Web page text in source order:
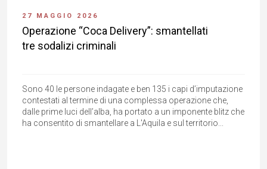
27 MAGGIO 2026
Operazione “Coca Delivery”: smantellati
tre sodalizi criminali
Sono 40 le persone indagate e ben 135 i capi d’imputazione
contestati al termine di una complessa operazione che,
dalle prime luci dell’alba, ha portato a un imponente blitz che
ha consentito di smantellare a L'Aquila e sul territorio...